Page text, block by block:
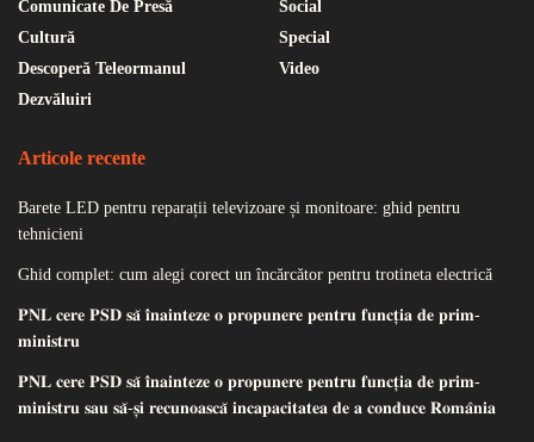
Comunicate De Presă
Cultură
Descoperă Teleormanul
Dezvăluiri
Social
Special
Video
Articole recente
Barete LED pentru reparații televizoare și monitoare: ghid pentru
tehnicieni
Ghid complet: cum alegi corect un încărcător pentru trotineta electrică
𝐏𝐍𝐋 𝐜𝐞𝐫𝐞 𝐏𝐒𝐃 𝐬𝐚̆ 𝐢̂𝐧𝐚𝐢𝐧𝐭𝐞𝐳𝐞 𝐨 𝐩𝐫𝐨𝐩𝐮𝐧𝐞𝐫𝐞 𝐩𝐞𝐧𝐭𝐫𝐮 𝐟𝐮𝐧𝐜𝐭̦𝐢𝐚 𝐝𝐞 𝐩𝐫𝐢𝐦-
𝐦𝐢𝐧𝐢𝐬𝐭𝐫𝐮
𝐏𝐍𝐋 𝐜𝐞𝐫𝐞 𝐏𝐒𝐃 𝐬𝐚̆ 𝐢̂𝐧𝐚𝐢𝐧𝐭𝐞𝐳𝐞 𝐨 𝐩𝐫𝐨𝐩𝐮𝐧𝐞𝐫𝐞 𝐩𝐞𝐧𝐭𝐫𝐮 𝐟𝐮𝐧𝐜𝐭̦𝐢𝐚 𝐝𝐞 𝐩𝐫𝐢𝐦-
𝐦𝐢𝐧𝐢𝐬𝐭𝐫𝐮 𝐬𝐚𝐮 𝐬𝐚̆-𝐬̦𝐢 𝐫𝐞𝐜𝐮𝐧𝐨𝐚𝐬𝐜𝐚̆ 𝐢𝐧𝐜𝐚𝐩𝐚𝐜𝐢𝐭𝐚𝐭𝐞𝐚 𝐝𝐞 𝐚 𝐜𝐨𝐧𝐝𝐮𝐜𝐞 𝐑𝐨𝐦𝐚̂𝐧𝐢𝐚